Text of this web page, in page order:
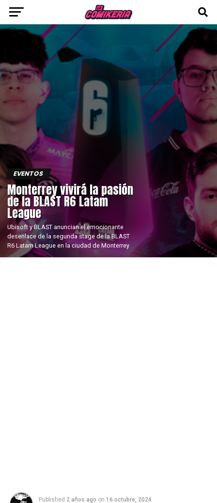
EVENTOS
Monterrey vivirá la pasión
de la BLAST R6 Latam
League
Ubisoft y BLAST anuncian el emocionante
desenlace de la segunda stage de la BLAST
R6 Latam League en la ciudad de Monterrey
Published 2 años ago on 16 octubre, 2024